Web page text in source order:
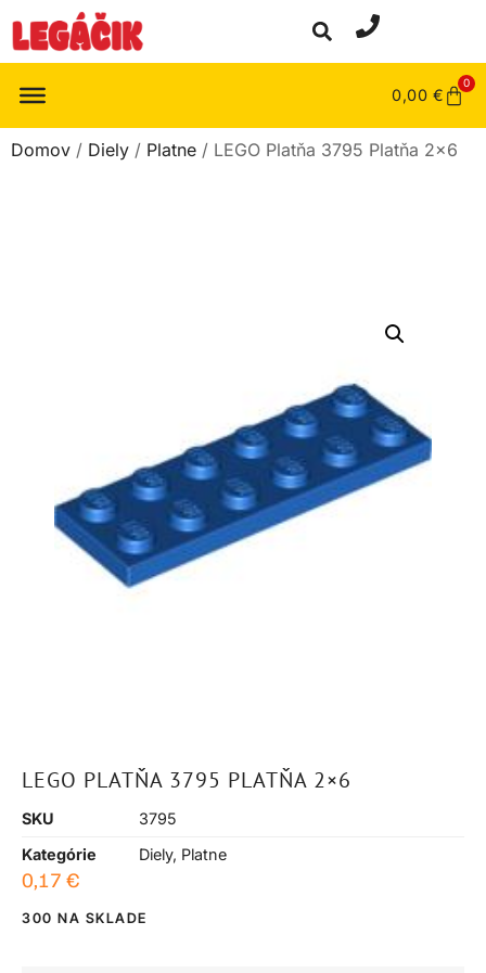
0,00 €
0
Domov / Diely / Platne / LEGO Platňa 3795 Platňa 2×6
LEGO PLATŇA 3795 PLATŇA 2×6
SKU
3795
Kategórie
Diely, Platne
0,17 €
300 NA SKLADE